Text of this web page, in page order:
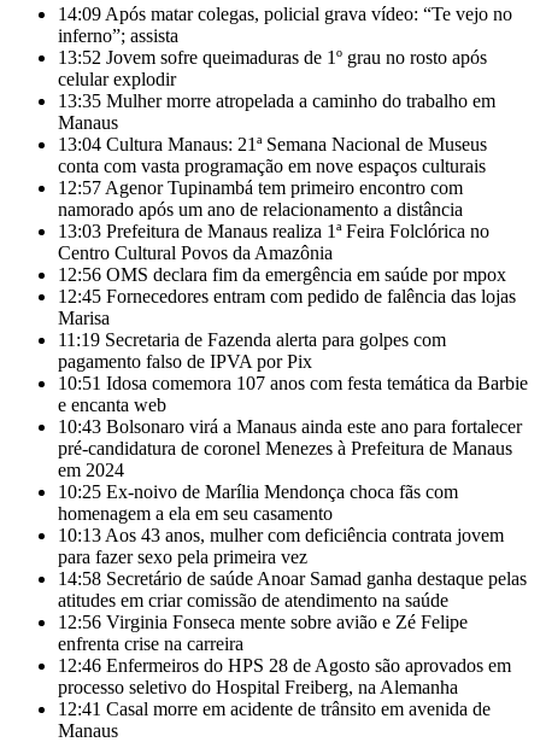
14:09 Após matar colegas, policial grava vídeo: “Te vejo no
inferno”; assista
13:52 Jovem sofre queimaduras de 1º grau no rosto após
celular explodir
13:35 Mulher morre atropelada a caminho do trabalho em
Manaus
13:04 Cultura Manaus: 21ª Semana Nacional de Museus
conta com vasta programação em nove espaços culturais
12:57 Agenor Tupinambá tem primeiro encontro com
namorado após um ano de relacionamento a distância
13:03 Prefeitura de Manaus realiza 1ª Feira Folclórica no
Centro Cultural Povos da Amazônia
12:56 OMS declara fim da emergência em saúde por mpox
12:45 Fornecedores entram com pedido de falência das lojas
Marisa
11:19 Secretaria de Fazenda alerta para golpes com
pagamento falso de IPVA por Pix
10:51 Idosa comemora 107 anos com festa temática da Barbie
e encanta web
10:43 Bolsonaro virá a Manaus ainda este ano para fortalecer
pré-candidatura de coronel Menezes à Prefeitura de Manaus
em 2024
10:25 Ex-noivo de Marília Mendonça choca fãs com
homenagem a ela em seu casamento
10:13 Aos 43 anos, mulher com deficiência contrata jovem
para fazer sexo pela primeira vez
14:58 Secretário de saúde Anoar Samad ganha destaque pelas
atitudes em criar comissão de atendimento na saúde
12:56 Virginia Fonseca mente sobre avião e Zé Felipe
enfrenta crise na carreira
12:46 Enfermeiros do HPS 28 de Agosto são aprovados em
processo seletivo do Hospital Freiberg, na Alemanha
12:41 Casal morre em acidente de trânsito em avenida de
Manaus